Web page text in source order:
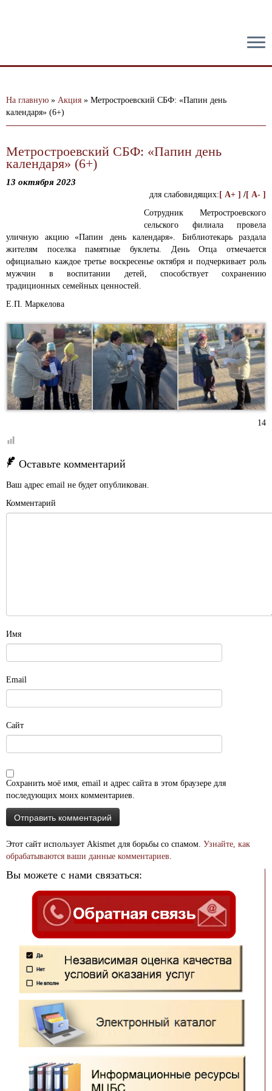
На главную » Акция » Метростроевский СБФ: «Папин день
календаря» (6+)
Метростроевский СБФ: «Папин день
календаря» (6+)
13 октября 2023
для слабовидящих: [ A+ ] /[ A- ]
Сотрудник Метростроевского
сельского филиала провела
уличную акцию «Папин день календаря». Библиотекарь раздала
жителям поселка памятные буклеты. День Отца отмечается
официально каждое третье воскресенье октября и подчеркивает роль
мужчин в воспитании детей, способствует сохранению
традиционных семейных ценностей.
Е.П. Маркелова
14
Оставьте комментарий
Ваш адрес email не будет опубликован.
Комментарий
Имя
Email
Сайт
Сохранить моё имя, email и адрес сайта в этом браузере для
последующих моих комментариев.
Этот сайт использует Akismet для борьбы со спамом. Узнайте, как
обрабатываются ваши данные комментариев.
Вы можете с нами связаться: